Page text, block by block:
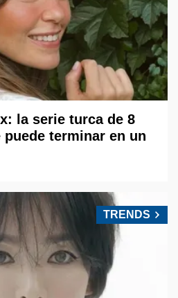
la serie turca de 8
terminar en un
TRENDS